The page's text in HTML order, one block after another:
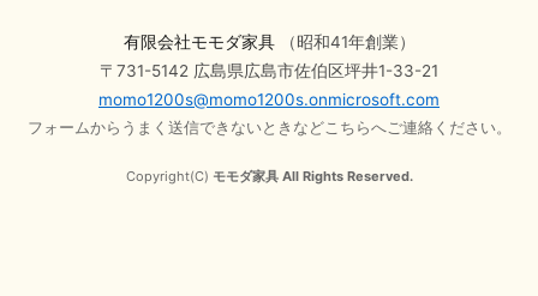
有限会社モモダ家具（昭和41年創業）
〒731-5142 広島県広島市佐伯区坪井1-33-21
momo1200s@momo1200s.onmicrosoft.com
フォームからうまく送信できないときなどこちらへご連絡ください。
Copyright(C) モモダ家具 All Rights Reserved.